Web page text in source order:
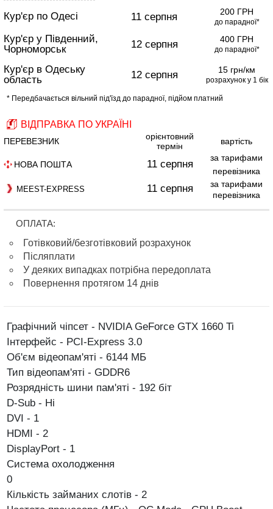
Кур'єр по Одесі
Кур'єр у Південний,
Чорноморськ
Кур'єр в Одеську
область
11 серпня
12 серпня
12 серпня
200 ГРН
до парадної*
400 ГРН
до парадної*
15 грн/км
розрахунок у 1 бік
* Передбачається вільний під'їзд до парадної, підйом платний
ВІДПРАВКА ПО УКРАЇНІ
ПЕРЕВЕЗНИК
орієнтовний
термін
вартість
НОВА ПОШТА 11 серпня
за тарифами
перевізника
MEEST-EXPRESS 11 серпня
за тарифами
перевізника
ОПЛАТА:
Готівковий/безготівковий розрахунок
Післяплати
У деяких випадках потрібна передоплата
Повернення протягом 14 днів
Графічний чіпсет - NVIDIA GeForce GTX 1660 Ti
Інтерфейс - PCI-Express 3.0
Об'єм відеопам'яті - 6144 МБ
Тип відеопам'яті - GDDR6
Розрядність шини пам'яті - 192 біт
D-Sub - Ні
DVI - 1
HDMI - 2
DisplayPort - 1
Система охолодження
0
Кількість займаних слотів - 2